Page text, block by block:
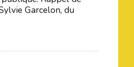
Garcelon, du